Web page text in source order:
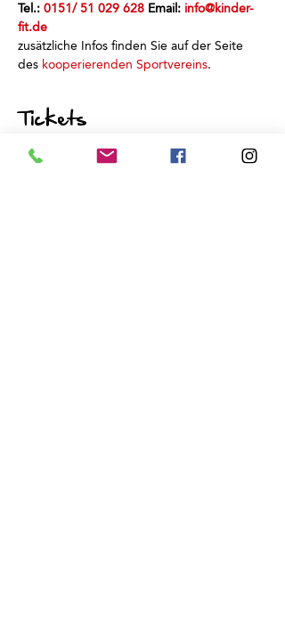
Tel.: 0151/ 51 029 628 Email: info@kinder-
fit.de
zusätzliche Infos finden Sie auf der Seite
des kooperierenden Sportvereins.
Tickets